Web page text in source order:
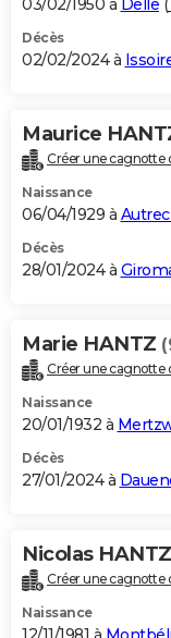
03/02/1950 à Delle (
Décès
02/02/2024 à
Maurice
Créer une cagnotte
Naissance
06/04/1929 à
Décès
28/01/2024 à
Marie HANTZ
Créer une cagnotte
Naissance
20/01/1932 à
Décès
27/01/2024 à
Nicolas HANTZ
Créer une cagnotte
Naissance